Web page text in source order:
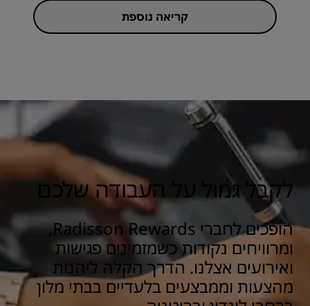
קריאה נוספת
לקבל גמול על העבודה שלכם
הופכים לחברי Radisson Rewards,
ומרוויחים נקודות כשמזמינים פגישות
ואירועים אצלנו. הדרך הקלה ליהנות
מהצעות וממבצעים בלעדיים בבתי מלון